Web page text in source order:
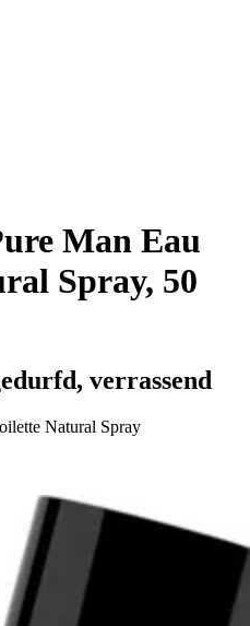
Man Eau
Spray, 50
verrassend
Natural Spray